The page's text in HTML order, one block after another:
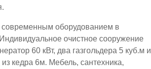
оборудованием в
очистное сооружение
60 кВт, два газгольдера 5 куб.м и
кедра 6м. Мебель, сантехника,